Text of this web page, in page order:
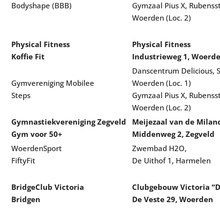
Bodyshape (BBB)
Gymzaal Pius X,
Woerden (Loc. 2)
Physical Fitness
Koffie Fit
Physical Fitness
Industrieweg 1,
Gymvereniging Mobilee
Steps
Danscentrum Delicious,
Woerden (Loc. 1)
Gymzaal Pius X,
Woerden (Loc. 2)
Gymnastiekvereniging Zegveld
Gym voor 50+
Meijezaal van de
Middenweg 2, Zegveld
WoerdenSport
FiftyFit
Zwembad H2O,
De Uithof 1, Harmelen
BridgeClub Victoria
Bridgen
Clubgebouw Victoria
De Veste 29, Woerden